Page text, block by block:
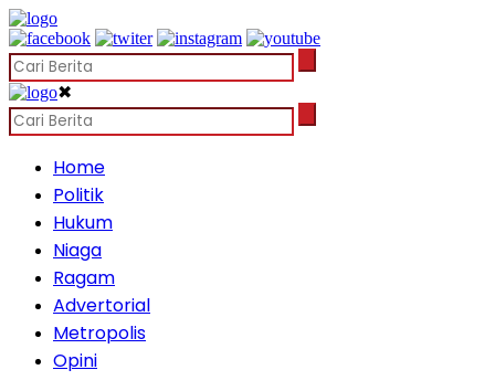
✖
Home
Politik
Hukum
Niaga
Ragam
Advertorial
Metropolis
Opini